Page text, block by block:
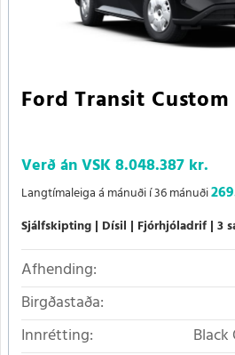
Ford Transit Custom
Verð án VSK8.048.387 kr.
Langtímaleiga á mánuði í 36 mánuði
Sjálfskipting Dísil Fjórhjóladrif 3
Afhending:
Birgðastaða:
Innrétting: